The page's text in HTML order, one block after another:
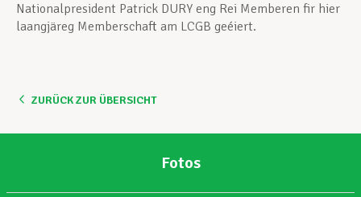
Nationalpresident Patrick DURY eng Rei Memberen fir hier
laangjäreg Memberschaft am LCGB geéiert.
ZURÜCK ZUR ÜBERSICHT
Fotos